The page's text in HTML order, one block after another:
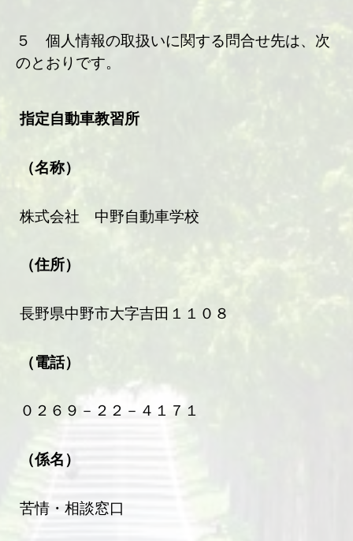
５ 個人情報の取扱いに関する問合せ先は、次
のとおりです。
指定自動車教習所
（名称）
株式会社 中野自動車学校
（住所）
長野県中野市大字吉田１１０８
（電話）
０２６９－２２－４１７１
（係名）
苦情・相談窓口